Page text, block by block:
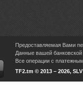
Предоставляемая Вами
Данные вашей
Все операции с
TF2.tm © 2013 – 2026,